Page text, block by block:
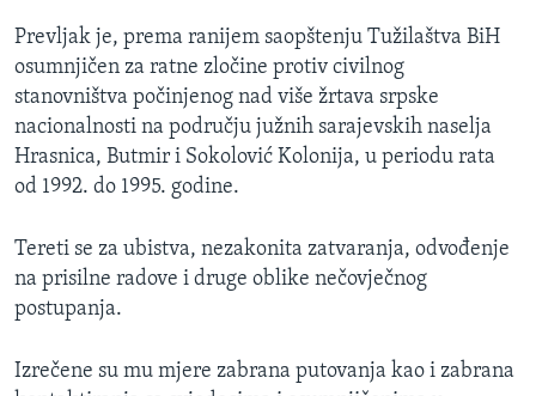
Prevljak je, prema ranijem saopštenju Tužilaštva BiH
osumnjičen za ratne zločine protiv civilnog
stanovništva počinjenog nad više žrtava srpske
nacionalnosti na području južnih sarajevskih naselja
Hrasnica, Butmir i Sokolović Kolonija, u periodu rata
od 1992. do 1995. godine.
Tereti se za ubistva, nezakonita zatvaranja, odvođenje
na prisilne radove i druge oblike nečovječnog
postupanja.
Izrečene su mu mjere zabrana putovanja kao i zabrana